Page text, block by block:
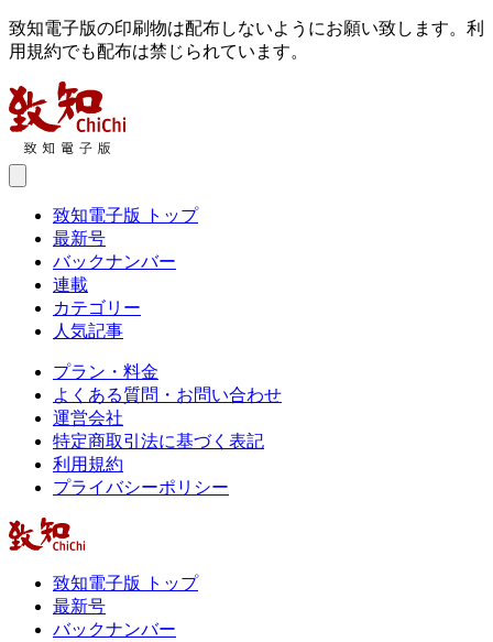
致知電子版の印刷物は配布しないようにお願い致します。利
用規約でも配布は禁じられています。
致知電子版 トップ
最新号
バックナンバー
連載
カテゴリー
人気記事
プラン・料金
よくある質問・お問い合わせ
運営会社
特定商取引法に基づく表記
利用規約
プライバシーポリシー
致知電子版 トップ
最新号
バックナンバー